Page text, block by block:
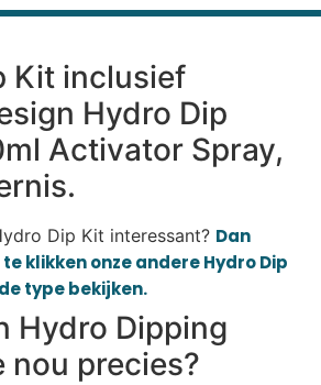
Kit inclusief
Hydro Dip
Activator Spray,
Dip Kit interessant? Dan
klikken onze andere Hydro Dip
type bekijken.
Hydro Dipping
nou precies?